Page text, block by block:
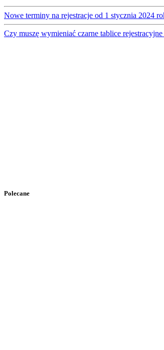
Nowe terminy na rejestracje od 1 stycznia 2024
Czy muszę wymieniać czarne tablice
Polecane